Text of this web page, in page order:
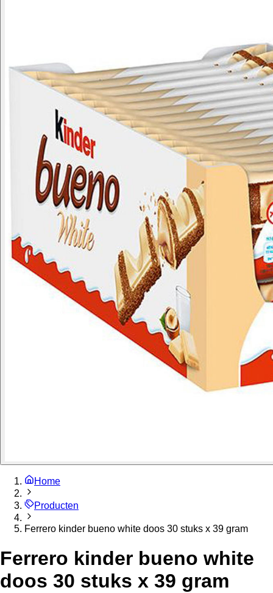
Home
Producten
Ferrero kinder bueno white doos 30 stuks x 39 gram
Ferrero kinder bueno white
doos 30 stuks x 39 gram